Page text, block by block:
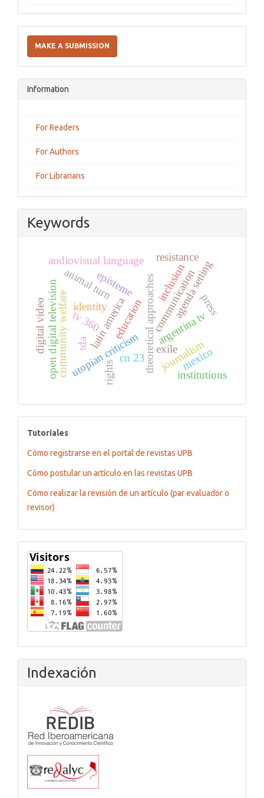
a
Submission
MAKE A SUBMISSION
Information
For Readers
For Authors
For Librarians
Keywords
communication
latin america theoretical approaches
utopian criticism
episteme
community welfare
open digital television tda argentina tv
tv 360
cn 23
digital video
audiovisual language
journalism
animal turn
education
rights
inclusion
agenda setting
press
exilemexico
resistance
institutions
identity
tutoriales
Tutoriales
Cómo registrarse en el portal de revistas UPB
Cómo postular un artículo en las revistas UPB
Cómo realizar la revisión de un artículo (par evaluador o
revisor)
Flagcounter
Indexación